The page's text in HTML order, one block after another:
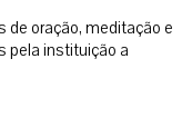
de oração, meditação e
pela instituição a